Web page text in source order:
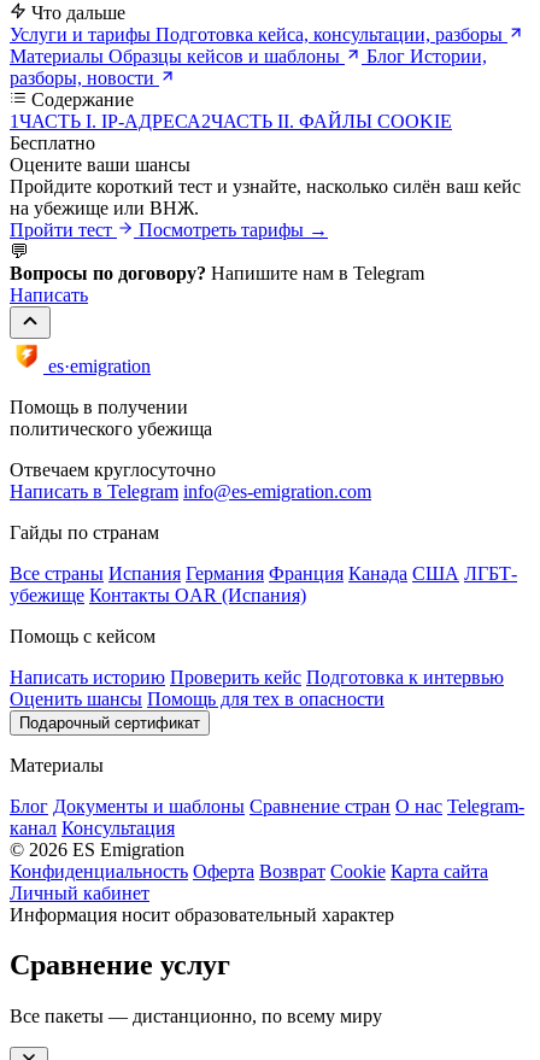
Что дальше
Услуги и тарифы Подготовка кейса, консультации, разборы
Материалы Образцы кейсов и шаблоны Блог Истории,
разборы, новости
Содержание
1ЧАСТЬ I. IP-АДРЕСА2ЧАСТЬ II. ФАЙЛЫ COOKIE
Бесплатно
Оцените ваши шансы
Пройдите короткий тест и узнайте, насколько силён ваш кейс
на убежище или ВНЖ.
Пройти тест
Посмотреть тарифы →
💬
Вопросы по договору? Напишите нам в Telegram
Написать
es·emigration
Помощь в получении
политического убежища
Отвечаем круглосуточно
Написать в Telegram info@es-emigration.com
Гайды по странам
Все страны Испания Германия Франция Канада США ЛГБТ-
убежище Контакты OAR (Испания)
Помощь с кейсом
Написать историю Проверить кейс Подготовка к интервью
Оценить шансы Помощь для тех в опасности
Подарочный сертификат
Материалы
Блог Документы и шаблоны Сравнение стран О нас Telegram-
канал Консультация
© 2026 ES Emigration
Конфиденциальность Оферта Возврат Cookie Карта сайта
Личный кабинет
Информация носит образовательный характер
Сравнение услуг
Все пакеты — дистанционно, по всему миру